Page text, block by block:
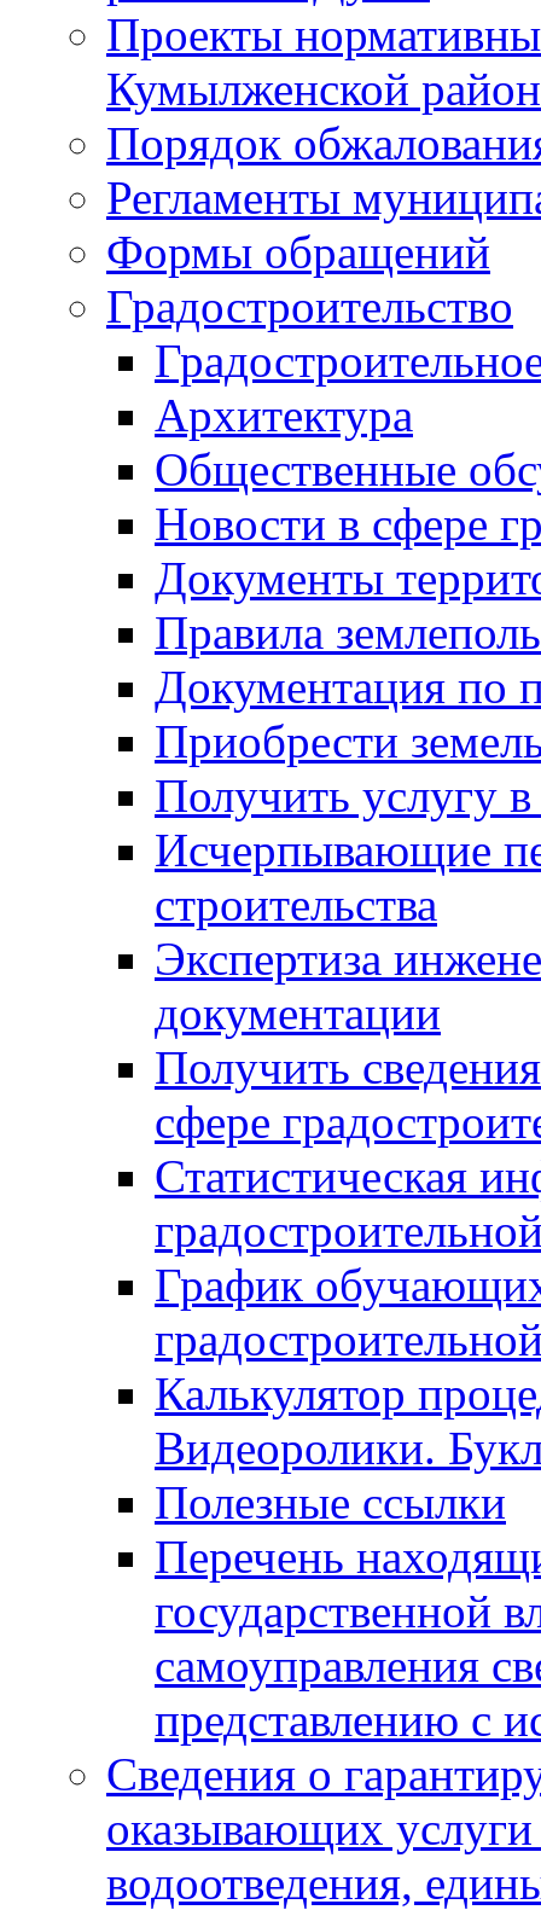
Проекты
Кумылженской
Порядок
Регламенты
Формы обращений
Градостроительство
Архитектура
Общественные
Новости в сфере
Документы
Правила
Документация по
Приобрести
Получить услугу в
Исчерпывающие
строительства
Экспертиза
документации
Получить
сфере
Статистическая
График
Калькулятор
Видеоролики.
Полезные ссылки
Перечень
государственной
самоуправления
представлению с
Сведения о
оказывающих
водоотведения,